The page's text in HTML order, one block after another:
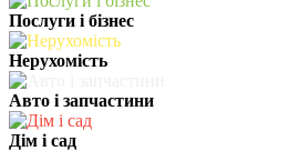
Послуги і бізнес
Нерухомість
Авто і запчастини
Дім і сад